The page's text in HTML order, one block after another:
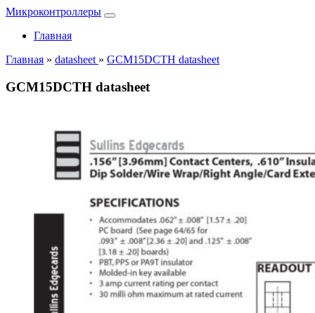
Микроконтроллеры
Главная
Главная » datasheet » GCM15DCTH datasheet
GCM15DCTH datasheet